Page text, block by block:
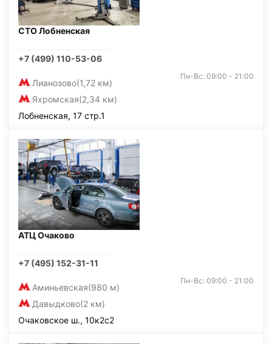
СТО Лобненская
+7 (499) 110-53-06
Лианозово(1,72 км)
Яхромская(2,34 км)
Пн-Вс: 09:00 - 21:00
Лобненская, 17 стр.1
АТЦ Очаково
+7 (495) 152-31-11
Аминьевская(980 м)
Давыдково(2 км)
Пн-Вс: 09:00 - 21:00
Очаковское ш., 10к2с2